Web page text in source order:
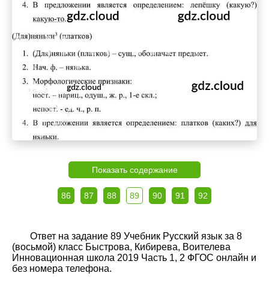
Показать содержание
86 87 88 89 90 91 92
Ответ на задание 89 Учебник Русский язык за 8
(восьмой) класс Быстрова, Кибирева, Воителева
Инновационная школа 2019 Часть 1, 2 ФГОС онлайн и
без номера телефона.